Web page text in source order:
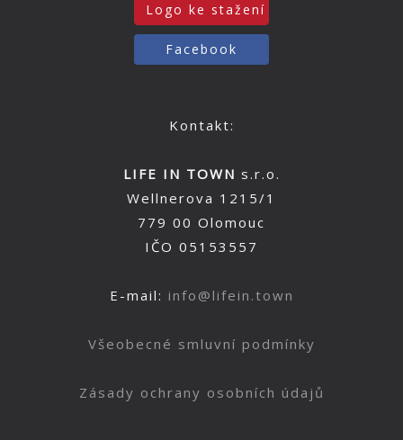
Logo ke stažení
Facebook
Kontakt:
LIFE IN TOWN s.r.o.
Wellnerova 1215/1
779 00 Olomouc
IČO 05153557
E-mail: info@lifein.town
Všeobecné smluvní podmínky
Zásady ochrany osobních údajů